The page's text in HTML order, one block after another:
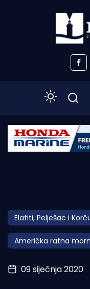
Početna
Obala
Otoci
Turizam i nautika
Pomorstvo
Elafiti, Pelješac i
Američka ratna
09 siječnja 2020